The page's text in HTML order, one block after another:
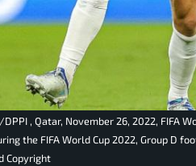
, Qatar, November 26, 2022, FIFA
the FIFA World Cup 2022, Group D
Copyright